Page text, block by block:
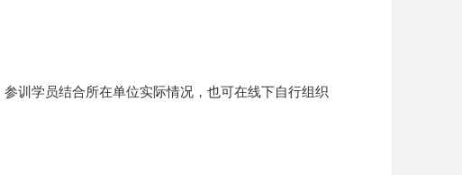
训学员结合所在单位实际情况，也可在线下自行组织